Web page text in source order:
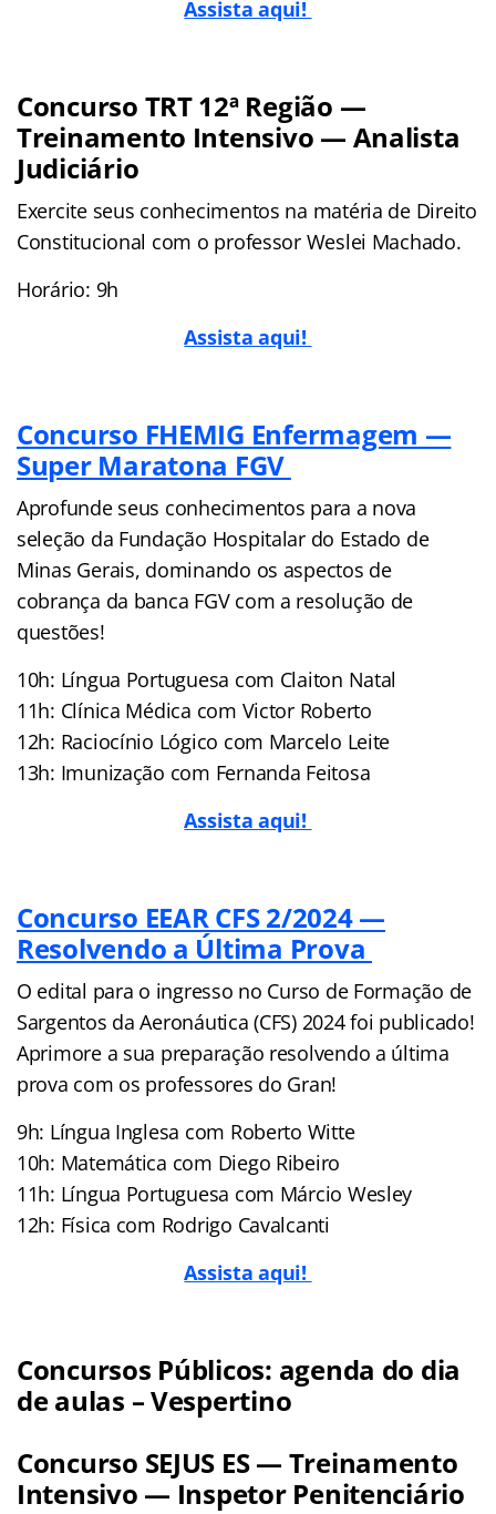
Assista aqui!
Concurso TRT 12ª Região —
Treinamento Intensivo — Analista
Judiciário
Exercite seus conhecimentos na matéria de Direito
Constitucional com o professor Weslei Machado.
Horário: 9h
Assista aqui!
Concurso FHEMIG Enfermagem —
Super Maratona FGV
Aprofunde seus conhecimentos para a nova
seleção da Fundação Hospitalar do Estado de
Minas Gerais, dominando os aspectos de
cobrança da banca FGV com a resolução de
questões!
10h: Língua Portuguesa com Claiton Natal
11h: Clínica Médica com Victor Roberto
12h: Raciocínio Lógico com Marcelo Leite
13h: Imunização com Fernanda Feitosa
Assista aqui!
Concurso EEAR CFS 2/2024 —
Resolvendo a Última Prova
O edital para o ingresso no Curso de Formação de
Sargentos da Aeronáutica (CFS) 2024 foi publicado!
Aprimore a sua preparação resolvendo a última
prova com os professores do Gran!
9h: Língua Inglesa com Roberto Witte
10h: Matemática com Diego Ribeiro
11h: Língua Portuguesa com Márcio Wesley
12h: Física com Rodrigo Cavalcanti
Assista aqui!
Concursos Públicos: agenda do dia
de aulas – Vespertino
Concurso SEJUS ES — Treinamento
Intensivo — Inspetor Penitenciário